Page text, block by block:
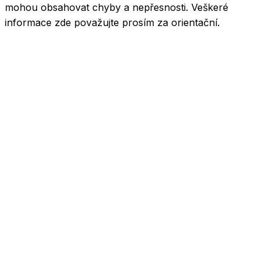
mohou obsahovat chyby a nepřesnosti. Veškeré
informace zde považujte prosím za orientační.